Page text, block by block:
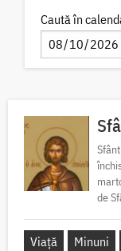
Caută în
de
Viață Minuni